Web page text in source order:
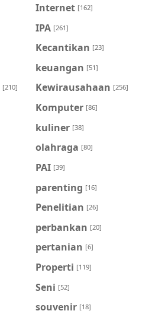
Internet [162]
IPA [261]
Kecantikan [23]
keuangan [51]
[210] Kewirausahaan [256]
Komputer [86]
kuliner [38]
olahraga [80]
PAI [39]
parenting [16]
Penelitian [26]
perbankan [20]
pertanian [6]
Properti [119]
Seni [52]
souvenir [18]